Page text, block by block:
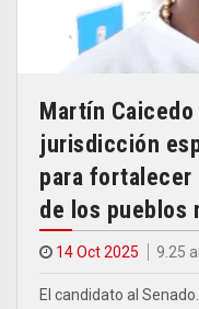
Martín Caicedo
jurisdicción
para fortalecer
de los pueblos
14 Oct 2025 9.25
El candidato al Senado…